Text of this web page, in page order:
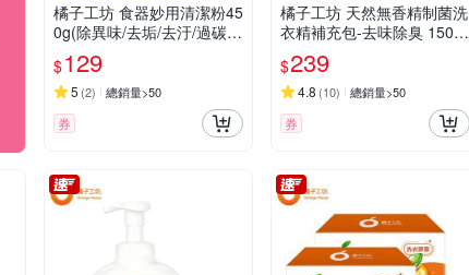
橘子工坊 食器妙用清潔粉45
0g(除異味/去垢/去汙/過碳酸
鈉)
$129
5 (2) 總銷量>50
券
橘子工坊 天然無香精制菌洗
衣精補充包-去味除臭 1500
ml
$239
4.8 (10) 總銷量>50
券